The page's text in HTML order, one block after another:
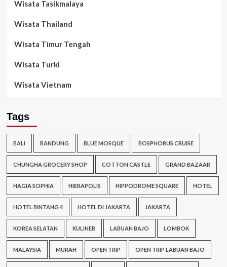
Wisata Tasikmalaya
Wisata Thailand
Wisata Timur Tengah
Wisata Turki
Wisata Vietnam
Tags
BALI BANDUNG BLUE MOSQUE BOSPHORUS CRUISE
CHUNGHA GROCERY SHOP COTTON CASTLE GRAND BAZAAR
HAGIA SOPHIA HIERAPOLIS HIPPODROME SQUARE HOTEL
HOTEL BINTANG 4 HOTEL DI JAKARTA JAKARTA
KOREA SELATAN KULINER LABUAN BAJO LOMBOK
MALAYSIA MURAH OPEN TRIP OPEN TRIP LABUAN BAJO